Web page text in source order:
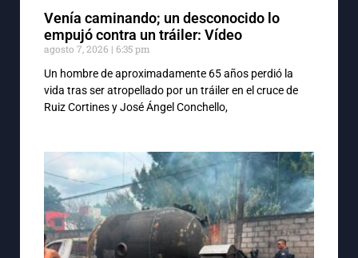
Venía caminando; un desconocido lo
empujó contra un tráiler: Vídeo
agosto 7, 2026
6:35 pm
Un hombre de aproximadamente 65 años perdió la
vida tras ser atropellado por un tráiler en el cruce de
Ruiz Cortines y José Ángel Conchello,